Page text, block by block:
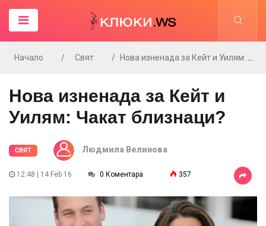
Начало Свят Нова изненада за Кейт и Уилям: Чакат близнаци?
Нова изненада за Кейт и
Уилям: Чакат близнаци?
СВЯТ Людмила Велинова
12:48 | 14 Feb 16 0 Коментара 357